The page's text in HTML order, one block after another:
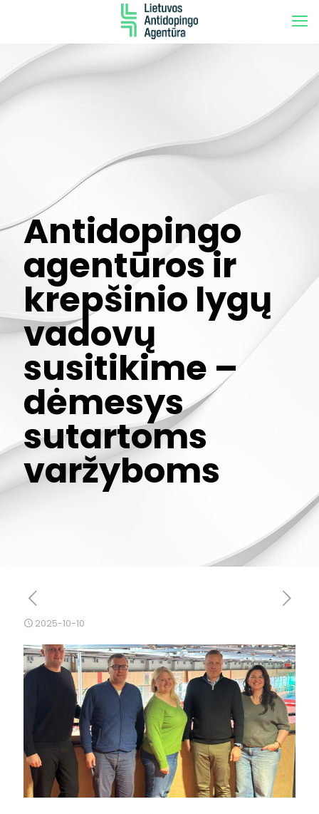
Antidopingo
agentūros ir
krepšinio lygų
vadovų
susitikime –
dėmesys
sutartoms
varžyboms
2025-10-10